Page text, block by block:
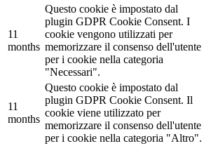
11
months
Questo cookie è impostato dal
plugin GDPR Cookie Consent. I
cookie vengono utilizzati per
memorizzare il consenso dell'utente
per i cookie nella categoria
"Necessari".
11
months
Questo cookie è impostato dal
plugin GDPR Cookie Consent. Il
cookie viene utilizzato per
memorizzare il consenso dell'utente
per i cookie nella categoria "Altro".